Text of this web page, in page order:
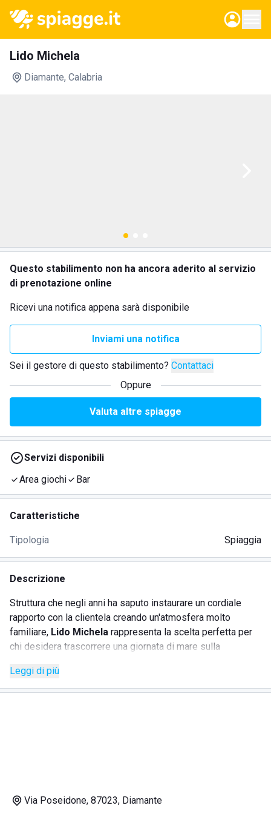
Lido Michela
Diamante, Calabria
Questo stabilimento non ha ancora aderito al servizio
di prenotazione online
Ricevi una notifica appena sarà disponibile
Inviami una notifica
Sei il gestore di questo stabilimento? Contattaci
Oppure
Valuta altre spiagge
Servizi disponibili
Area giochi
Bar
Caratteristiche
Tipologia Spiaggia
Descrizione
Struttura che negli anni ha saputo instaurare un cordiale
rapporto con la clientela creando un'atmosfera molto
familiare, Lido Michela rappresenta la scelta perfetta per
chi desidera trascorrere una giornata di mare sulla
La sabbia bianchissima, le acque cristalline e la natura
incontaminata fanno da sfondo aglieleganti ombrelloni
calde.
Leggi di più
Via Poseidone, 87023, Diamante